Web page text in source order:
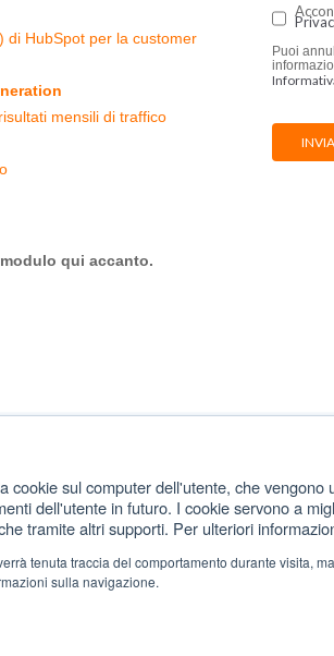
cookie sul computer dell'utente, che
dell'utente in futuro. I cookie servono a
tramite altri supporti. Per ulteriori
tenuta traccia del comportamento durante visita,
sulla navigazione.
di HubSpot per la customer
mensili di traffico
qui accanto.
Puoi
FOLLOW US